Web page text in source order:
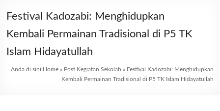
Festival Kadozabi: Menghidupkan
Kembali Permainan Tradisional di P5 TK
Islam Hidayatullah
Anda di sini:Home» Post Kegiatan Sekolah » Festival Kadozabi: Menghidupkan
Kembali Permainan Tradisional di P5 TK Islam Hidayatullah